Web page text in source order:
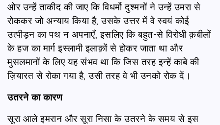
ओर उन्हें ताकीद की जाए कि विधर्मो दुश्मनों ने उन्हें उमरा से
रोककर जो अन्याय किया है, उसके उत्तर में वे स्वयं कोई
उत्पीड़न का पथ न अपनाएँ, इसलिए कि बहुत-से विरोधी क़बीलों
के हज का मार्ग इस्लामी इलाक़ों से होकर जाता था और
मुसलमानों के लिए यह संभव था कि जिस तरह इन्हें काबे की
ज़ियारत से रोका गया है, उसी तरह वे भी उनको रोक दें।
उतरने का कारण
सूरा आले इमरान और सूरा निसा के उतरने के समय से इस